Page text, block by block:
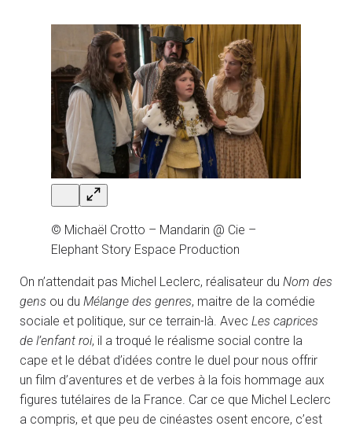
© Michaël Crotto – Mandarin @ Cie –
Elephant Story Espace Production
On n’attendait pas Michel Leclerc, réalisateur du Nom des
gens ou du Mélange des genres, maitre de la comédie
sociale et politique, sur ce terrain-là. Avec Les caprices
de l’enfant roi, il a troqué le réalisme social contre la
cape et le débat d’idées contre le duel pour nous offrir
un film d’aventures et de verbes à la fois hommage aux
figures tutélaires de la France. Car ce que Michel Leclerc
a compris, et que peu de cinéastes osent encore, c’est